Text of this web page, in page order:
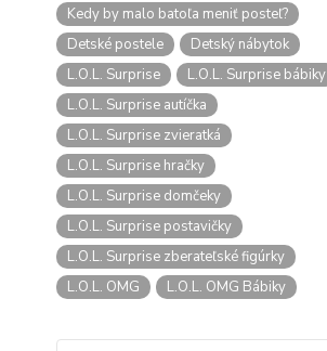
Kedy by malo batoľa meniť posteľ?
Detské postele
Detský nábytok
L.O.L. Surprise
L.O.L. Surprise bábiky
L.O.L. Surprise autíčka
L.O.L. Surprise zvieratká
L.O.L. Surprise hračky
L.O.L. Surprise domčeky
L.O.L. Surprise postavičky
L.O.L. Surprise zberateľské figúrky
L.O.L. OMG
L.O.L. OMG Bábiky